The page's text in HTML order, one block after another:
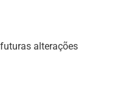
alterações